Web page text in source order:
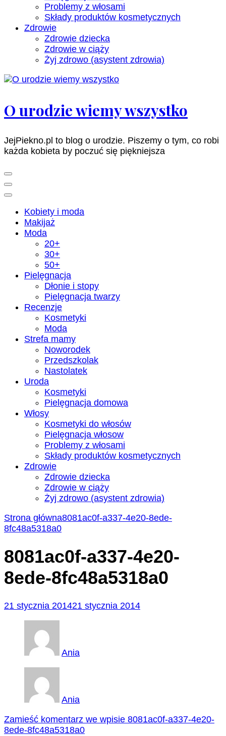
Problemy z włosami
Składy produktów kosmetycznych
Zdrowie
Zdrowie dziecka
Zdrowie w ciąży
Żyj zdrowo (asystent zdrowia)
O urodzie wiemy wszystko
JejPiekno.pl to blog o urodzie. Piszemy o tym, co robi
każda kobieta by poczuć się piękniejsza
Kobiety i moda
Makijaż
Moda
20+
30+
50+
Pielęgnacja
Dłonie i stopy
Pielęgnacja twarzy
Recenzje
Kosmetyki
Moda
Strefa mamy
Noworodek
Przedszkolak
Nastolatek
Uroda
Kosmetyki
Pielęgnacja domowa
Włosy
Kosmetyki do włosów
Pielęgnacja włosow
Problemy z włosami
Składy produktów kosmetycznych
Zdrowie
Zdrowie dziecka
Zdrowie w ciąży
Żyj zdrowo (asystent zdrowia)
Strona główna8081ac0f-a337-4e20-8ede-
8fc48a5318a0
8081ac0f-a337-4e20-
8ede-8fc48a5318a0
21 stycznia 201421 stycznia 2014
Ania
Ania
Zamieść komentarz we wpisie 8081ac0f-a337-4e20-
8ede-8fc48a5318a0